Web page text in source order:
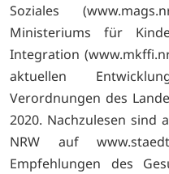
Soziales (
Ministeriums für
Integration (
aktuellen
Verordnungen des
2020. Nachzulesen sind
NRW auf
Empfehlungen des